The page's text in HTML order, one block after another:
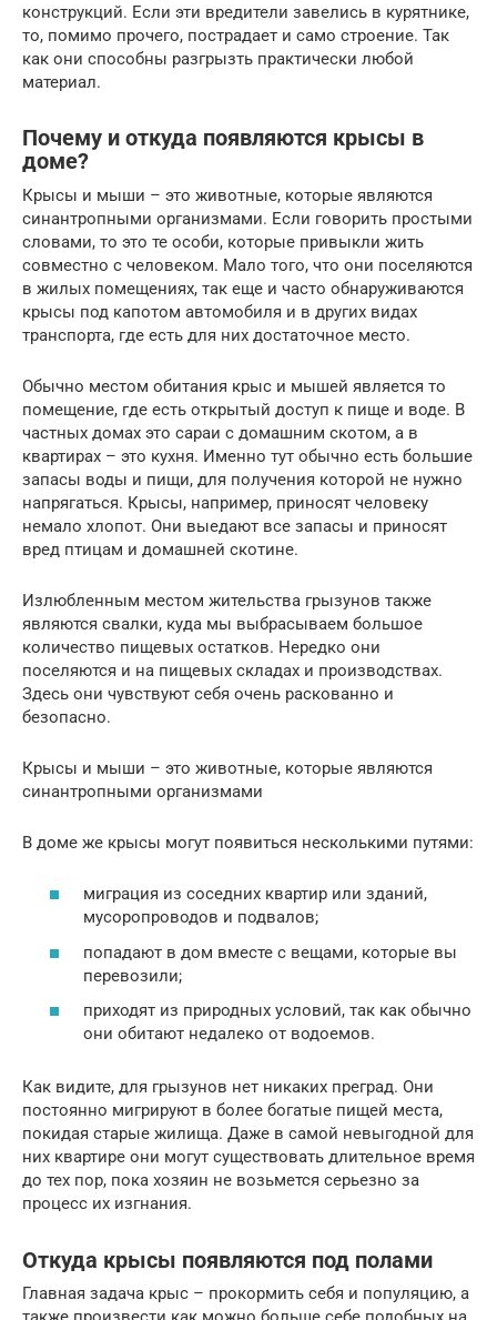
конструкций. Если эти вредители завелись в курятнике,
то, помимо прочего, пострадает и само строение. Так
как они способны разгрызть практически любой
материал.
Почему и откуда появляются крысы в
доме?
Крысы и мыши – это животные, которые являются
синантропными организмами. Если говорить простыми
словами, то это те особи, которые привыкли жить
совместно с человеком. Мало того, что они поселяются
в жилых помещениях, так еще и часто обнаруживаются
крысы под капотом автомобиля и в других видах
транспорта, где есть для них достаточное место.
Обычно местом обитания крыс и мышей является то
помещение, где есть открытый доступ к пище и воде. В
частных домах это сараи с домашним скотом, а в
квартирах – это кухня. Именно тут обычно есть большие
запасы воды и пищи, для получения которой не нужно
напрягаться. Крысы, например, приносят человеку
немало хлопот. Они выедают все запасы и приносят
вред птицам и домашней скотине.
Излюбленным местом жительства грызунов также
являются свалки, куда мы выбрасываем большое
количество пищевых остатков. Нередко они
поселяются и на пищевых складах и производствах.
Здесь они чувствуют себя очень раскованно и
безопасно.
Крысы и мыши – это животные, которые являются
синантропными организмами
В доме же крысы могут появиться несколькими путями:
миграция из соседних квартир или зданий,
мусоропроводов и подвалов;
попадают в дом вместе с вещами, которые вы
перевозили;
приходят из природных условий, так как обычно
они обитают недалеко от водоемов.
Как видите, для грызунов нет никаких преград. Они
постоянно мигрируют в более богатые пищей места,
покидая старые жилища. Даже в самой невыгодной для
них квартире они могут существовать длительное время
до тех пор, пока хозяин не возьмется серьезно за
процесс их изгнания.
Откуда крысы появляются под полами
Главная задача крыс – прокормить себя и популяцию, а